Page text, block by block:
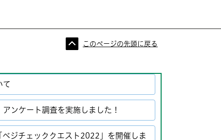
このページの先頭に戻る
て
ンケート調査を実施しました！
ジチェッククエスト2022」を開催しま